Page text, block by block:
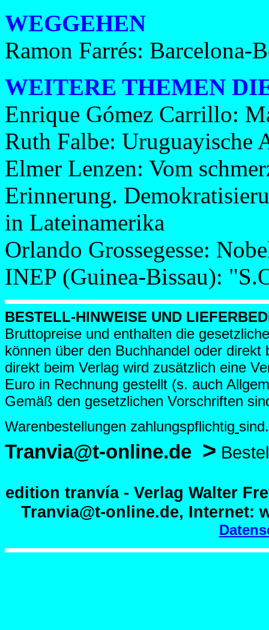
WEGGEHEN
Ramon Farrés: Barcelona-
WEITERE THEMEN
Enrique Gómez Carrillo:
Ruth Falbe: Uruguayische
Elmer Lenzen: Vom
Erinnerung.
in Lateinamerika
Orlando Grossegesse:
INEP (Guinea-Bissau):
BESTELL-HINWEISE UND
Bruttopreise und enthalten die
können über den Buchhandel oder
direkt beim Verlag wird zusätzlich eine
Euro in Rechnung gestellt (s. auch Allg
Gemäß den gesetzlichen Vorschriften
Warenbestellungen zahlungspflichtig
Tranvia@t-online.de >
edition tranvía - Verlag Walter
Tranvia@t-online.de, Internet: